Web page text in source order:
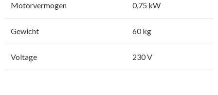
Motorvermogen 0,75 kW
Gewicht 60 kg
Voltage 230 V